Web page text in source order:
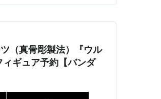
（真骨彫製法）『ウル
ィギュア予約【バンダ